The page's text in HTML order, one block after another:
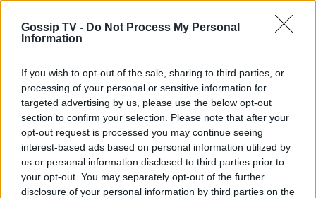
Gossip TV - Do Not Process My Personal
Information
If you wish to opt-out of the sale, sharing to third parties, or
processing of your personal or sensitive information for
targeted advertising by us, please use the below opt-out
section to confirm your selection. Please note that after your
opt-out request is processed you may continue seeing
interest-based ads based on personal information utilized by
us or personal information disclosed to third parties prior to
your opt-out. You may separately opt-out of the further
disclosure of your personal information by third parties on the
Τσαφούλια σε Α’ τηλεοπτική
προβολή - Η επίσημη ανακοίνωση
MEDIA
ΣΚΑΪ: Ανακοίνωσε την ολοκλήρωση
της συνεργασίας με τον Γρηγόρη
Δημητριάδη
DPG NETWORK